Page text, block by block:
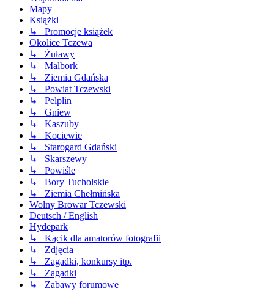
Mapy
Książki
↳ Promocje książek
Okolice Tczewa
↳ Żuławy
↳ Malbork
↳ Ziemia Gdańska
↳ Powiat Tczewski
↳ Pelplin
↳ Gniew
↳ Kaszuby
↳ Kociewie
↳ Starogard Gdański
↳ Skarszewy
↳ Powiśle
↳ Bory Tucholskie
↳ Ziemia Chełmińska
Wolny Browar Tczewski
Deutsch / English
Hydepark
↳ Kącik dla amatorów fotografii
↳ Zdjęcia
↳ Zagadki, konkursy itp.
↳ Zagadki
↳ Zabawy forumowe